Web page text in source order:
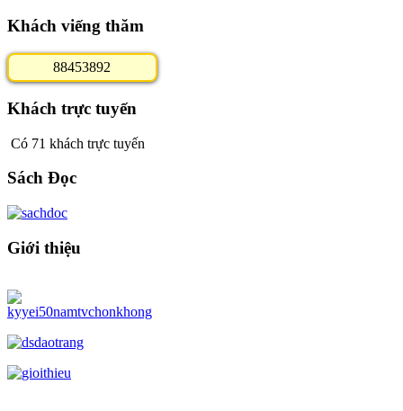
Khách viếng thăm
88453892
Khách trực tuyến
Có 71 khách trực tuyến
Sách Đọc
Giới thiệu